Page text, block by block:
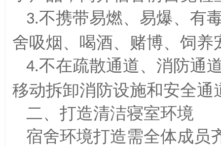
3.不携带易燃、易爆、有
舍吸烟、喝酒、赌博、饲养
4.不在疏散通道、消防通
移动拆卸消防设施和安全通
二、打造清洁寝室环境
宿舍环境打造需全体成员